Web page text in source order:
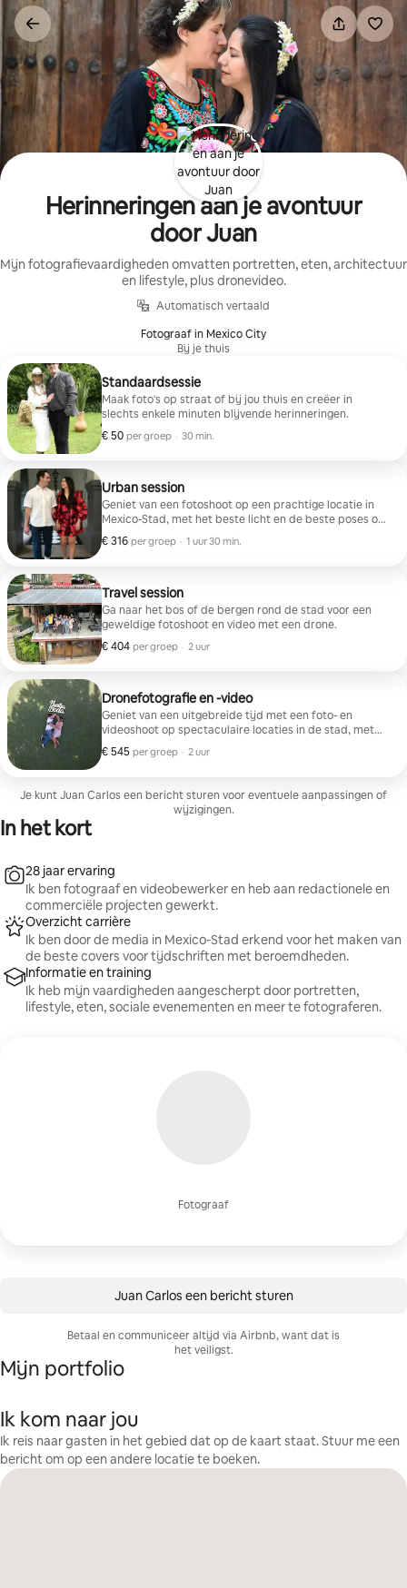
Ga
direct
naar
inhoud
Herinneringen aan je avontuur
door Juan
Mijn fotografievaardigheden omvatten portretten, eten, architectuur
en lifestyle, plus dronevideo.
Automatisch vertaald
Fotograaf in Mexico City
Bij je thuis
Standaardsessie
Maak foto's op straat of bij jou thuis en creëer in
slechts enkele minuten blijvende herinneringen.
€ 50 per groep
€ 50 per groep
, · 30 min.
Urban session
Geniet van een fotoshoot op een prachtige locatie in
Mexico-Stad, met het beste licht en de beste poses om
prachtige herinneringen aan je avontuur te creëren.
€ 316 per groep
€ 316 per groep
, · 1 uur 30 min.
Travel session
Ga naar het bos of de bergen rond de stad voor een
geweldige fotoshoot en video met een drone.
€ 404 per groep
€ 404 per groep
, · 2 uur
Dronefotografie en -video
Geniet van een uitgebreide tijd met een foto- en
videoshoot op spectaculaire locaties in de stad, met
het unieke perspectief van een drone.
€ 545 per groep
€ 545 per groep
, · 2 uur
Je kunt Juan Carlos een bericht sturen voor eventuele aanpassingen of
wijzigingen.
In het kort
Fotograaf
28 jaar ervaring
Ik ben fotograaf en videobewerker en heb aan redactionele en
commerciële projecten gewerkt.
Overzicht carrière
Ik ben door de media in Mexico-Stad erkend voor het maken van
de beste covers voor tijdschriften met beroemdheden.
Informatie en training
Ik heb mijn vaardigheden aangescherpt door portretten,
lifestyle, eten, sociale evenementen en meer te fotograferen.
Juan Carlos een bericht sturen
Betaal en communiceer altijd via Airbnb, want dat is
het veiligst.
Mijn portfolio
Ik kom naar jou
Ik reis naar gasten in het gebied dat op de kaart staat. Stuur me een
bericht om op een andere locatie te boeken.